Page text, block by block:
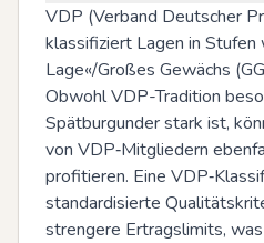
VDP (Verband Deutscher
klassifiziert Lagen in Stufen
Lage«/Großes Gewächs
Obwohl VDP-Tradition
Spätburgunder stark ist,
von VDP‑Mitgliedern
profitieren. Eine
standardisierte
strengere Ertragslimits,